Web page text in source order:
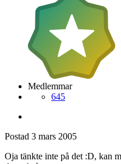
Medlemmar
645
Postad 3 mars 2005
Oja tänkte inte på det :D, kan